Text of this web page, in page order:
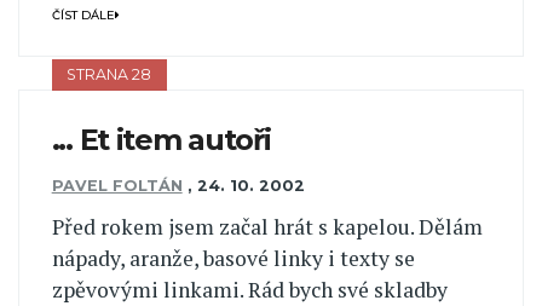
ČÍST DÁLE
STRANA 28
... Et item autoři
PAVEL FOLTÁN , 24. 10. 2002
Před rokem jsem začal hrát s kapelou. Dělám
nápady, aranže, basové linky i texty se
zpěvovými linkami. Rád bych své skladby